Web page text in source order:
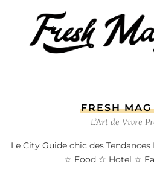
FRESH
L’Art de Vivre
Le City Guide chic des
☆ Food ☆ Hotel ☆